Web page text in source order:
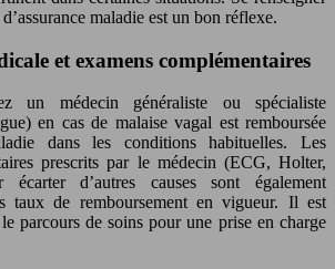
maladie est un bon réflexe.
et examens complémentaires
un médecin généraliste ou spécialiste
en cas de malaise vagal est remboursée
dans les conditions habituelles. Les
prescrits par le médecin (ECG, Holter,
d’autres causes sont également
taux de remboursement en vigueur. Il est
parcours de soins pour une prise en charge